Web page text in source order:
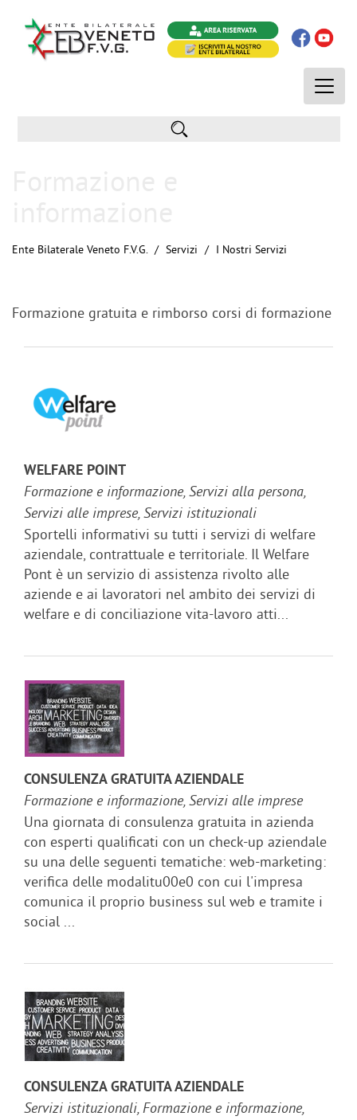
Toggle
Ente Bilaterale Veneto F.V.G. Servizi I Nostri Servizi
Formazione gratuita e rimborso corsi di formazione
WELFARE POINT
Formazione e informazione, Servizi alla persona,
Servizi alle imprese, Servizi istituzionali
Sportelli informativi su tutti i servizi di welfare
aziendale, contrattuale e territoriale. Il Welfare
Pont è un servizio di assistenza rivolto alle
aziende e ai lavoratori nel ambito dei servizi di
welfare e di conciliazione vita-lavoro atti...
CONSULENZA GRATUITA AZIENDALE
Formazione e informazione, Servizi alle imprese
Una giornata di consulenza gratuita in azienda
con esperti qualificati con un check-up aziendale
su una delle seguenti tematiche: web-marketing:
verifica delle modalitu00e0 con cui l'impresa
comunica il proprio business sul web e tramite i
social ...
CONSULENZA GRATUITA AZIENDALE
Servizi istituzionali, Formazione e informazione,